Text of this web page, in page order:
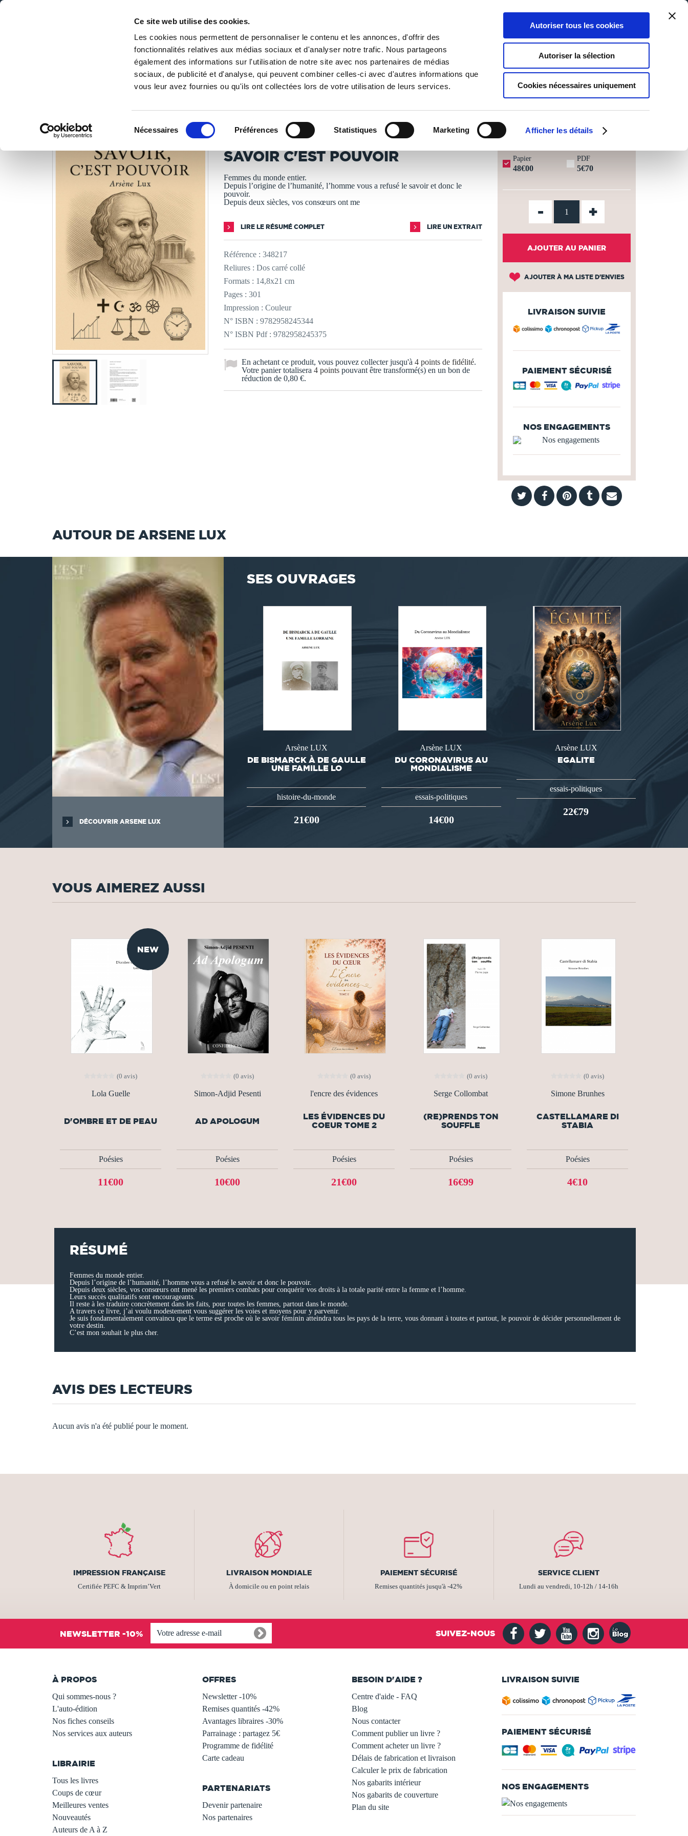
Ce site web utilise des cookies.
Les cookies nous permettent de personnaliser le contenu et les annonces, d'offrir des
fonctionnalités relatives aux médias sociaux et d'analyser notre trafic. Nous partageons
également des informations sur l'utilisation de notre site avec nos partenaires de médias
sociaux, de publicité et d'analyse, qui peuvent combiner celles-ci avec d'autres informations que
vous leur avez fournies ou qu'ils ont collectées lors de votre utilisation de leurs services.
Nécessaires Préférences Statistiques Marketing Afficher les détails
Autoriser tous les cookies
Autoriser la sélection
Cookies nécessaires uniquement
DE LA PAGE BLANCHE... AU BEST SELLER
0
Panier
0
Ma liste
Connexion
PUBLIER UN LIVRE LIBRAIRIE
/ Culture & société / Histoire & actualité / SAVOIR C'EST POUVOIR
LES LIVRES SONT IMPRIMÉS À LA DEMANDE - DÉLAI ACTUEL : 3 À 5 JOURS OUVRÉS ⏱️
SAVOIR C'EST POUVOIR
Femmes du monde entier.
Depuis l’origine de l’humanité, l’homme vous a refusé le savoir et donc le
pouvoir.
Depuis deux siècles, vos consœurs ont me
LIRE LE RÉSUMÉ COMPLET LIRE UN EXTRAIT
Référence : 348217
Reliures : Dos carré collé
Formats : 14,8x21 cm
Pages : 301
Impression : Couleur
N° ISBN : 9782958245344
N° ISBN Pdf : 9782958245375
En achetant ce produit, vous pouvez collecter jusqu'à 4 points de fidélité.
Votre panier totalisera 4 points pouvant être transformé(s) en un bon de
réduction de 0,80 €.
Papier
48€00
PDF
5€70
- +
AJOUTER AU PANIER
AJOUTER À MA LISTE D'ENVIES
LIVRAISON SUIVIE
PAIEMENT SÉCURISÉ
NOS ENGAGEMENTS
AUTOUR DE ARSENE LUX
DÉCOUVRIR ARSENE LUX
SES OUVRAGES
Arsène LUX
DE BISMARCK À DE GAULLE
UNE FAMILLE LO
histoire-du-monde
21€00
Arsène LUX
DU CORONAVIRUS AU
MONDIALISME
essais-politiques
14€00
Arsène LUX
EGALITE
essais-politiques
22€79
VOUS AIMEREZ AUSSI
NEW
(0 avis)
Lola Guelle
D'OMBRE ET DE PEAU
Poésies
11€00
(0 avis)
Simon-Adjid Pesenti
AD APOLOGUM
Poésies
10€00
(0 avis)
l'encre des évidences
LES ÉVIDENCES DU
COEUR TOME 2
Poésies
21€00
(0 avis)
Serge Collombat
(RE)PRENDS TON
SOUFFLE
Poésies
16€99
(0 avis)
Simone Brunhes
CASTELLAMARE DI
STABIA
Poésies
4€10
RÉSUMÉ
Femmes du monde entier.
Depuis l’origine de l’humanité, l’homme vous a refusé le savoir et donc le pouvoir.
Depuis deux siècles, vos consœurs ont mené les premiers combats pour conquérir vos droits à la totale parité entre la femme et l’homme.
Leurs succès qualitatifs sont encourageants.
Il reste à les traduire concrètement dans les faits, pour toutes les femmes, partout dans le monde.
A travers ce livre, j’ai voulu modestement vous suggérer les voies et moyens pour y parvenir.
Je suis fondamentalement convaincu que le terme est proche où le savoir féminin atteindra tous les pays de la terre, vous donnant à toutes et partout, le pouvoir de décider personnellement de
votre destin.
C’est mon souhait le plus cher.
AVIS DES LECTEURS
Aucun avis n'a été publié pour le moment.
IMPRESSION FRANÇAISE
Certifiée PEFC & Imprim’Vert
LIVRAISON MONDIALE
À domicile ou en point relais
PAIEMENT SÉCURISÉ
Remises quantités jusqu'à -42%
SERVICE CLIENT
Lundi au vendredi, 10-12h / 14-16h
NEWSLETTER -10% SUIVEZ-NOUS
À PROPOS
Qui sommes-nous ?
L'auto-édition
Nos fiches conseils
Nos services aux auteurs
LIBRAIRIE
Tous les livres
Coups de cœur
Meilleures ventes
Nouveautés
Auteurs de A à Z
OFFRES
Newsletter -10%
Remises quantités -42%
Avantages libraires -30%
Parrainage : partagez 5€
Programme de fidélité
Carte cadeau
PARTENARIATS
Devenir partenaire
Nos partenaires
BESOIN D'AIDE ?
Centre d'aide - FAQ
Blog
Nous contacter
Comment publier un livre ?
Comment acheter un livre ?
Délais de fabrication et livraison
Calculer le prix de fabrication
Nos gabarits intérieur
Nos gabarits de couverture
Plan du site
LIVRAISON SUIVIE
PAIEMENT SÉCURISÉ
NOS ENGAGEMENTS